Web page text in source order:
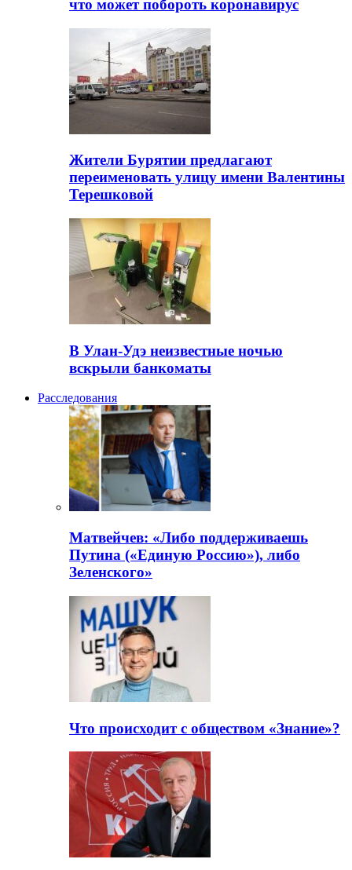
что может побороть коронавирус
Жители Бурятии предлагают
переименовать улицу имени Валентины
Терешковой
В Улан-Удэ неизвестные ночью
вскрыли банкоматы
Расследования
Матвейчев: «Либо поддерживаешь
Путина («Единую Россию»), либо
Зеленского»
Что происходит с обществом «Знание»?